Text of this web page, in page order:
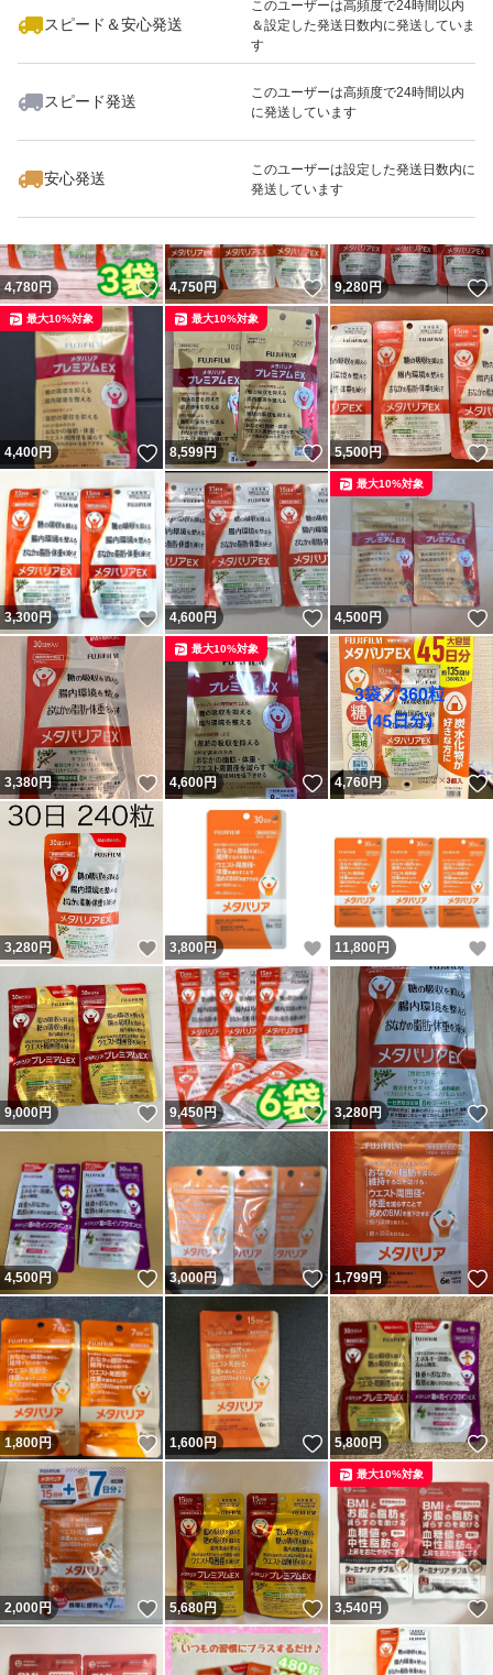
スピード＆安心発送
このユーザーは高頻度で24時間以内
＆設定した発送日数内に発送していま
す
スピード発送
このユーザーは高頻度で24時間以内
に発送しています
安心発送
このユーザーは設定した発送日数内に
発送しています
いいね！
9,280
4,780円 いいね！
4,750円 いいね！
9,280円
4,400円 いいね！
最大10%対象
8,599円 いいね！
最大10%対象
5,500円
3,300円 いいね！
4,600円 いいね！
4,500円
最大10%対象
3,380円 いいね！
4,600円 いいね！
最大10%対象
4,760円
3,280円 いいね！
3,800 円 いいね！
11,800 円
9,000円 いいね！
9,450円 いいね！
3,280円
4,500円 いいね！
3,000円 いいね！
1,799円
1,800円 いいね！
1,600円 いいね！
5,800円
2,000円 いいね！
5,680円 いいね！
3,540円
最大10%対象